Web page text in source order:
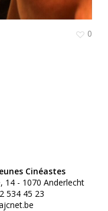
0
Cinéastes
14 - 1070 Anderlecht
534 45 23